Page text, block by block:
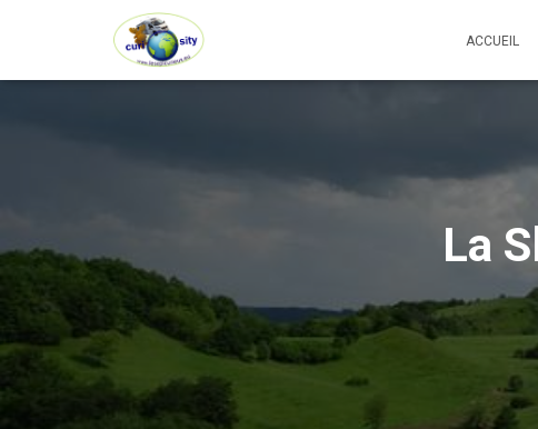
ACCUEIL
La